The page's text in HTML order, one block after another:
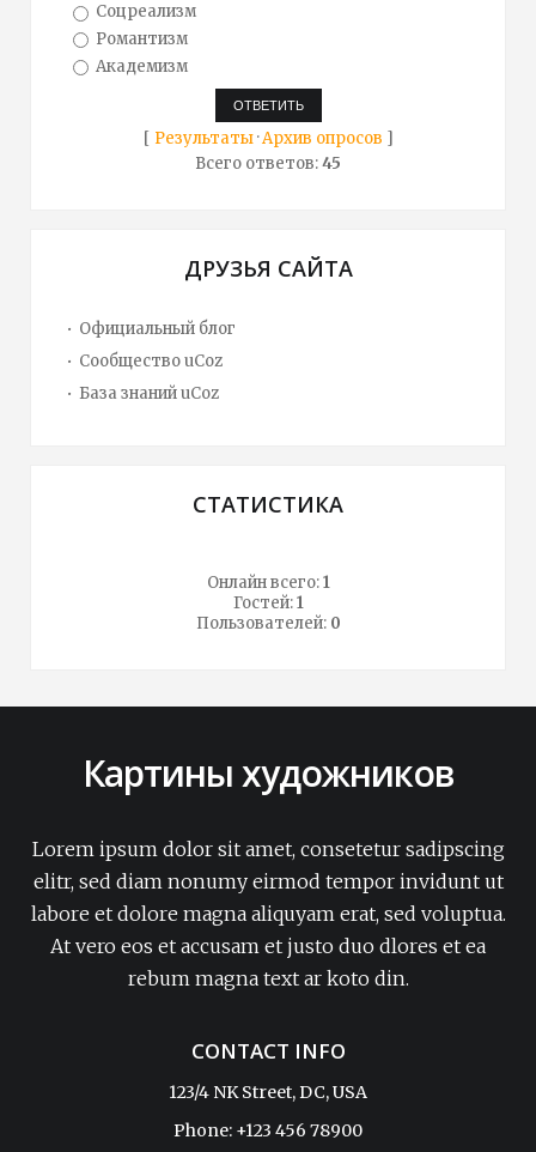
Соцреализм
Романтизм
Академизм
[ Результаты·Архив опросов ]
Всего ответов:45
ДРУЗЬЯ САЙТА
Официальный блог
Сообщество uCoz
База знаний uCoz
СТАТИСТИКА
Онлайн всего:1
Гостей:1
Пользователей: 0
Картины художников
Lorem ipsum dolor sit amet, consetetur sadipscing
elitr, sed diam nonumy eirmod tempor invidunt ut
labore et dolore magna aliquyam erat, sed voluptua.
At vero eos et accusam et justo duo dlores et ea
rebum magna text ar koto din.
CONTACT INFO
123/4 NK Street, DC, USA
Phone: +123 456 78900